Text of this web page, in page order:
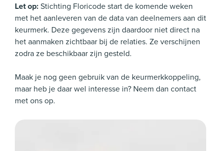
Let op:Stichting Floricode start de komende weken
met het aanleveren van de data van deelnemers aan dit
keurmerk. Deze gegevens zijn daardoor niet direct na
het aanmaken zichtbaar bij de relaties. Ze verschijnen
zodra ze beschikbaar zijn gesteld.
Maak je nog geen gebruik van de keurmerkkoppeling,
maar heb je daar wel interesse in? Neem dan contact
met ons op.